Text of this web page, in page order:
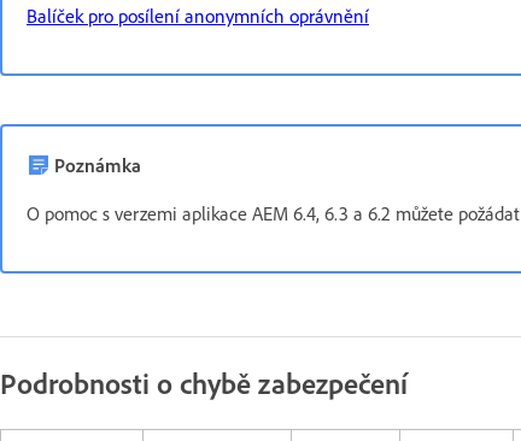
Balíček pro posílení anonymních oprávnění
Poznámka
O pomoc s verzemi aplikace AEM 6.4, 6.3 a 6.2 můžete požádat
Podrobnosti o chybě zabezpečení